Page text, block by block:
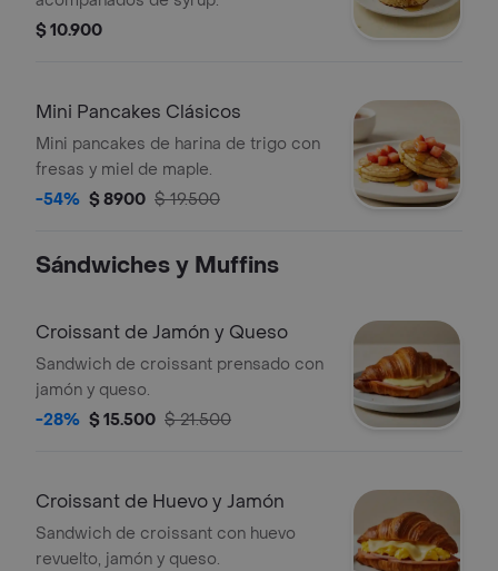
$ 10.900
Mini Pancakes Clásicos
Mini pancakes de harina de trigo con
fresas y miel de maple.
-54% $ 8900 $ 19.500
Sándwiches y Muffins
Croissant de Jamón y Queso
Sandwich de croissant prensado con
jamón y queso.
-28% $ 15.500 $ 21.500
Croissant de Huevo y Jamón
Sandwich de croissant con huevo
revuelto, jamón y queso.